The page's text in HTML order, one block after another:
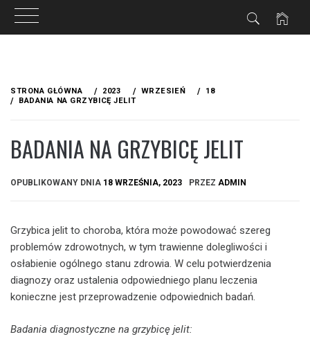
treści
STRONA GŁÓWNA 2023 WRZESIEŃ
18
BADANIA NA GRZYBICĘ JELIT
BADANIA NA GRZYBICĘ JELIT
OPUBLIKOWANY DNIA 18 WRZEŚNIA, 2023 PRZEZ ADMIN
Grzybica jelit to choroba, która może powodować szereg
problemów zdrowotnych, w tym trawienne dolegliwości i
osłabienie ogólnego stanu zdrowia. W celu potwierdzenia
diagnozy oraz ustalenia odpowiedniego planu leczenia
konieczne jest przeprowadzenie odpowiednich badań.
Badania diagnostyczne na grzybicę jelit: